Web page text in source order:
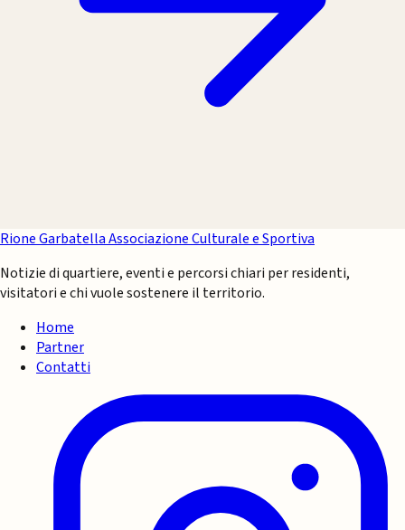
Rione GarbatellaAssociazione Culturale e Sportiva
Notizie di quartiere, eventi e percorsi chiari per residenti,
visitatori e chi vuole sostenere il territorio.
Home
Partner
Contatti